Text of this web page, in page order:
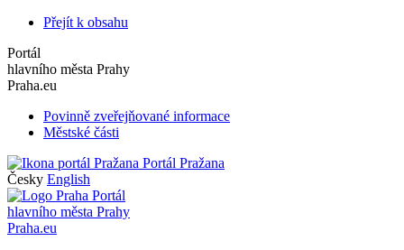
Přejít k obsahu
Portál
hlavního města Prahy
Praha.eu
Povinně zveřejňované informace
Městské části
Portál Pražana
Česky English
Portál
hlavního města Prahy
Praha.eu